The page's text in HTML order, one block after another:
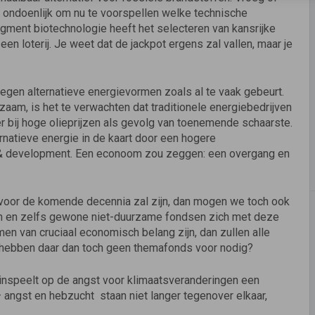
om nu te voorspellen welke technische
biotechnologie heeft het selecteren van kansrijke
loterij. Je weet dat de jackpot ergens zal vallen, maar je
alternatieve energievormen zoals al te vaak gebeurt.
is het te verwachten dat traditionele energiebedrijven
hoge olieprijzen als gevolg van toenemende schaarste.
energie in de kaart door een hogere
Een econoom zou zeggen: een overgang en
de komende decennia zal zijn, dan mogen we toch ook
zelfs gewone niet-duurzame fondsen zich met deze
van cruciaal economisch belang zijn, dan zullen alle
daar dan toch geen themafonds voor nodig?
op de angst voor klimaatsveranderingen een
en hebzucht  staan niet langer tegenover elkaar,